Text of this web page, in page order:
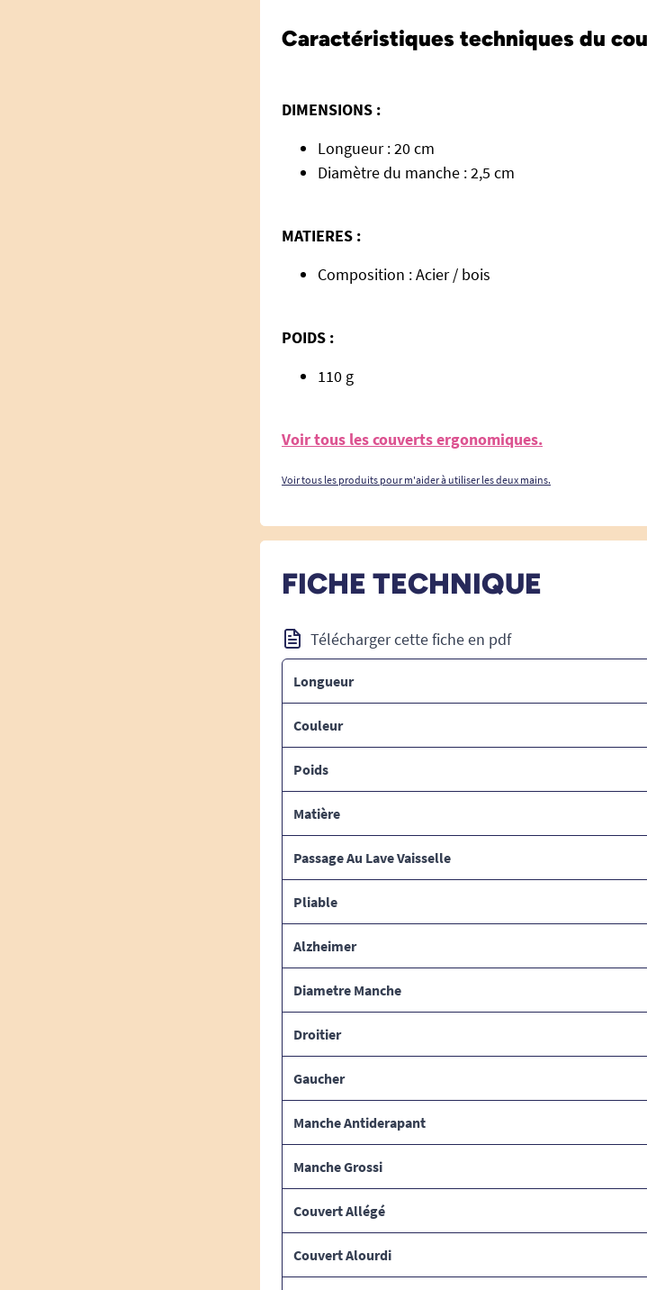
Caractéristiques techniques du
DIMENSIONS :
Longueur : 20 cm
Diamètre du manche : 2,5 cm
MATIERES :
Composition : Acier / bois
POIDS :
110 g
Voir tous les couverts ergonomiques.
Voir tous les produits pour m'aider à utiliser les deux mains.
FICHE TECHNIQUE
Télécharger cette fiche en pdf
Longueur
Couleur
Poids
Matière
Passage Au Lave Vaisselle
Pliable
Alzheimer
Diametre Manche
Droitier
Gaucher
Manche Antiderapant
Manche Grossi
Couvert Allégé
Couvert Alourdi